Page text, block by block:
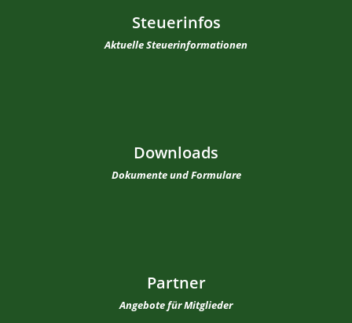
Steuerinfos
Aktuelle Steuerinformationen
Downloads
Dokumente und Formulare
Partner
Angebote für Mitglieder